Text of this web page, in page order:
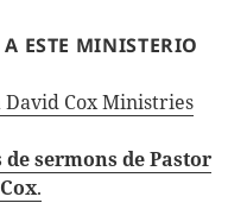
ESTE MINISTERIO
David Cox Ministries
de sermons de Pastor
.